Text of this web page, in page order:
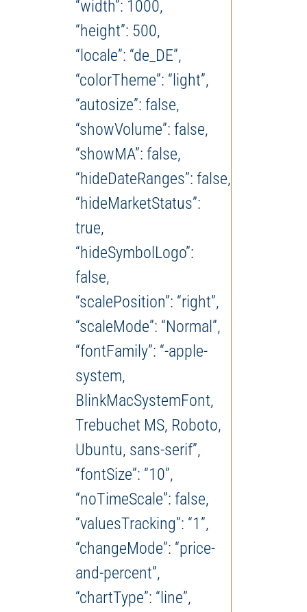
“width”: 1000,
“height”: 500,
“locale”: “de_DE”,
“colorTheme”: “light”,
“autosize”: false,
“showVolume”: false,
“showMA”: false,
“hideDateRanges”: false,
“hideMarketStatus”:
true,
“hideSymbolLogo”:
false,
“scalePosition”: “right”,
“scaleMode”: “Normal”,
“fontFamily”: “-apple-
system,
BlinkMacSystemFont,
Trebuchet MS, Roboto,
Ubuntu, sans-serif”,
“fontSize”: “10”,
“noTimeScale”: false,
“valuesTracking”: “1”,
“changeMode”: “price-
and-percent”,
“chartType”: “line”,